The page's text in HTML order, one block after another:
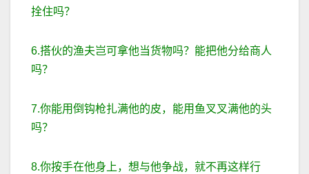
拴住吗？
6.搭伙的渔夫岂可拿他当货物吗？能把他分给商人
吗？
7.你能用倒钩枪扎满他的皮，能用鱼叉叉满他的头
吗？
8.你按手在他身上，想与他争战，就不再这样行